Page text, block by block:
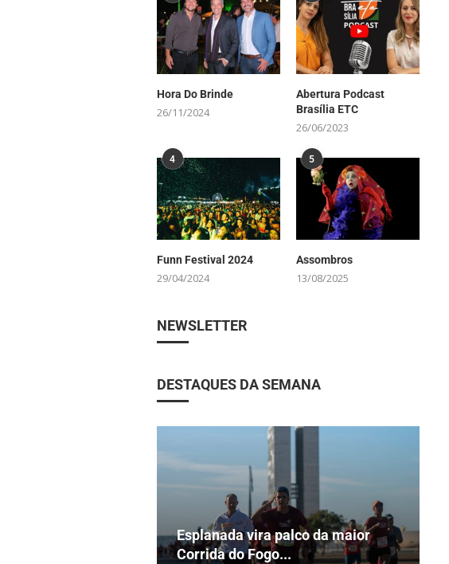
Hora Do Brinde
26/11/2024
Abertura Podcast
Brasília ETC
26/06/2023
4
Funn Festival 2024
29/04/2024
5
Assombros
13/08/2025
NEWSLETTER
DESTAQUES DA SEMANA
Esplanada vira palco da maior
Corrida do Fogo...